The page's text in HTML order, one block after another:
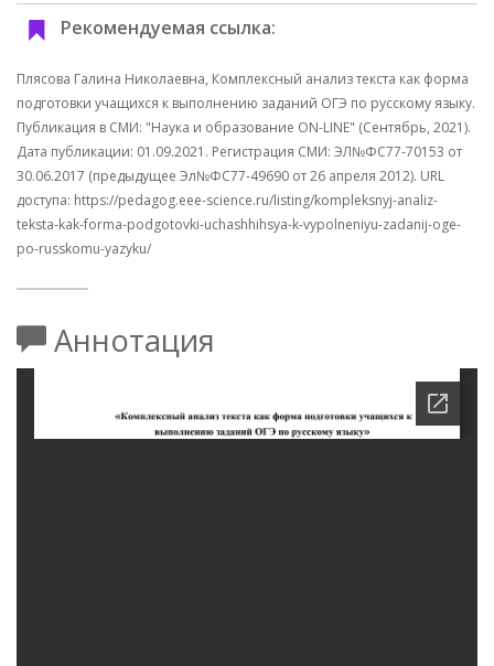
Рекомендуемая ссылка:
Плясова Галина Николаевна, Комплексный анализ текста как форма
подготовки учащихся к выполнению заданий ОГЭ по русскому языку.
Публикация в СМИ: "Наука и образование ON-LINE" (Сентябрь, 2021).
Дата публикации: 01.09.2021. Регистрация СМИ: ЭЛ№ФС77-70153 от
30.06.2017 (предыдущее Эл№ФC77-49690 от 26 апреля 2012). URL
доступа: https://pedagog.eee-science.ru/listing/kompleksnyj-analiz-
teksta-kak-forma-podgotovki-uchashhihsya-k-vypolneniyu-zadanij-oge-
po-russkomu-yazyku/
Аннотация